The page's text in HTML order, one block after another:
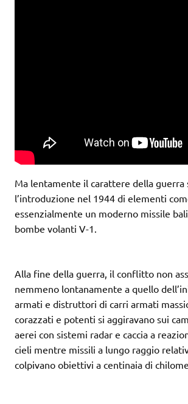
Ma lentamente il carattere della guerra
l’introduzione nel 1944 di elementi
essenzialmente un moderno missile
bombe volanti V-1.
Alla fine della guerra, il conflitto non
nemmeno lontanamente a quello
armati e distruttori di carri armati
corazzati e potenti si aggiravano sui
aerei con sistemi radar e caccia a
cieli mentre missili a lungo raggio
colpivano obiettivi a centinaia di